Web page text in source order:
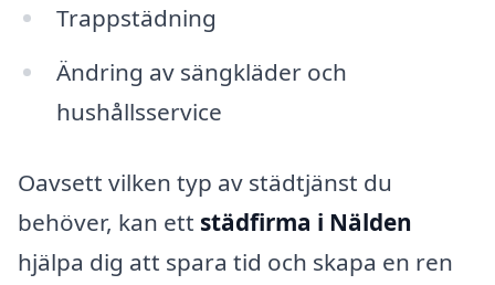
Trappstädning
Ändring av sängkläder och
hushållsservice
Oavsett vilken typ av städtjänst du
behöver, kan ett städfirma i Nälden
hjälpa dig att spara tid och skapa en ren